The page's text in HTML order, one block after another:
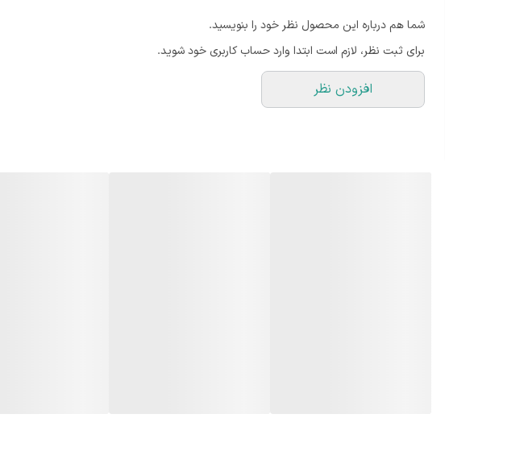
ابعاد کوچک برای نصب داخل قوطی یا تابلو برق
قابلیت زمان‌بندی، شمارش معکوس و سناریوهای هوشمند
مناسب برای کنترل روشنایی، فن، پمپ و سایر بارهای تک‌فاز
سازگار با دستیار صوتی Google Assistant و Amazon Alexa
شما هم درباره این محصول نظر خود را بنویسید.
برای ثبت نظر، لازم است ابتدا وارد حساب کاربری خود شوید.
افزودن نظر